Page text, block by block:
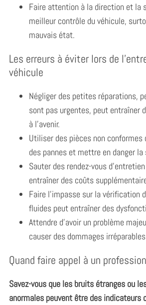
Faire attention à la direction et la
meilleur contrôle du véhicule,
mauvais état.
Les erreurs à éviter lors de
véhicule
Négliger des petites réparations,
sont pas urgentes, peut entraîner
à l’avenir.
Utiliser des pièces non conformes
des pannes et mettre en danger
Sauter des rendez-vous
entraîner des coûts
Faire l’impasse sur la vérification
fluides peut entraîner des
Attendre d’avoir un problème
causer des dommages
Quand faire appel à un
Savez-vous que les bruits étranges ou
anormales peuvent être des indicateurs
e
a
r
f
o
r
: